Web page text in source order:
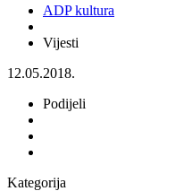
ADP kultura
Vijesti
12.05.2018.
Podijeli
Kategorija